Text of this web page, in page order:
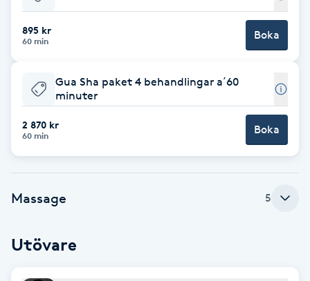
Babylights
Balayage
Bambumassage
Barber
895 kr
60 min Boka
Gua Sha paket 4 behandlingar a´60
minuter
2 870 kr
60 min Boka
Massage 5
Utövare